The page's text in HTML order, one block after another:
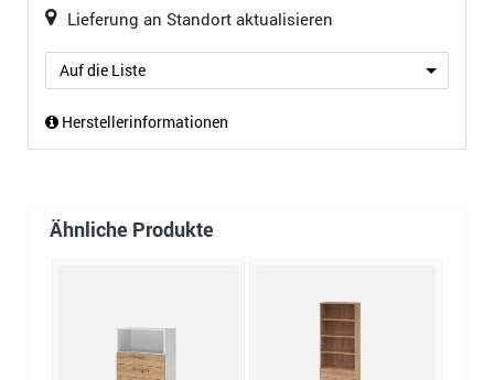
Lieferung an Standort aktualisieren
Auf die Liste
Herstellerinformationen
Ähnliche Produkte